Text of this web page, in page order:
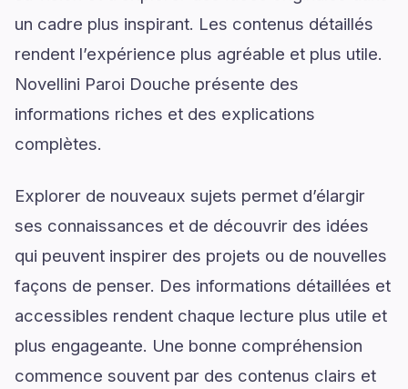
un cadre plus inspirant. Les contenus détaillés
rendent l’expérience plus agréable et plus utile.
Novellini Paroi Douche présente des
informations riches et des explications
complètes.
Explorer de nouveaux sujets permet d’élargir
ses connaissances et de découvrir des idées
qui peuvent inspirer des projets ou de nouvelles
façons de penser. Des informations détaillées et
accessibles rendent chaque lecture plus utile et
plus engageante. Une bonne compréhension
commence souvent par des contenus clairs et